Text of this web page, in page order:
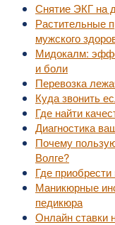
Снятие ЭКГ на
Растительные
мужского
Мидокалм:
и боли
Перевозка
Куда звонить
Где найти
Диагностика
Почему
Волге?
Где
Маникюрные
педикюра
Онлайн ставки